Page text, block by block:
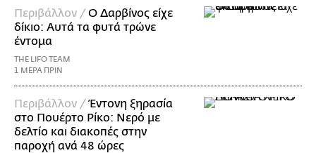
Περιβάλλον /Ο Δαρβίνος είχε
δίκιο: Αυτά τα φυτά τρώνε
έντομα
THE LIFO TEAM
1 ΜΕΡΑ ΠΡΙΝ
Περιβάλλον /Έντονη ξηρασία
στο Πουέρτο Ρίκο: Νερό με
δελτίο και διακοπές στην
παροχή ανά 48 ώρες